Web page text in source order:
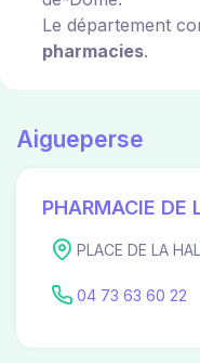
Le département
pharmacies.
Aigueperse
PHARMACIE DE
PLACE DE LA
04 73 63 60 22